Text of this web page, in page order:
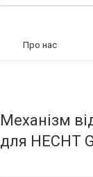
Про нас
Механізм
для HECHT